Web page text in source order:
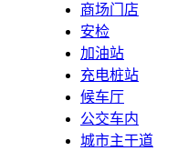
商场门店
安检
加油站
充电桩站
候车厅
公交车内
城市主干道